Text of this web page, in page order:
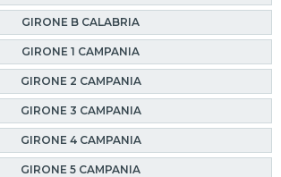
GIRONE B CALABRIA
GIRONE 1 CAMPANIA
GIRONE 2 CAMPANIA
GIRONE 3 CAMPANIA
GIRONE 4 CAMPANIA
GIRONE 5 CAMPANIA